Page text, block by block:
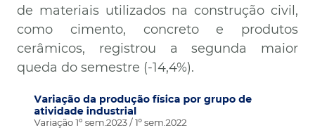
de materiais utilizados na construção civil,
como cimento, concreto e produtos
cerâmicos, registrou a segunda maior
queda do semestre (-14,4%).